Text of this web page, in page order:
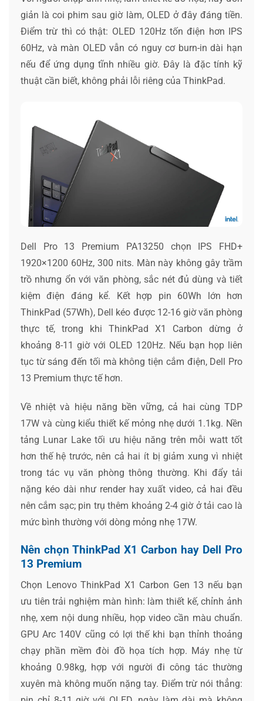
giản là coi phim sau giờ làm, OLED ở đây đáng tiền.
Điểm trừ thì có thật: OLED 120Hz tốn điện hơn IPS
60Hz, và màn OLED vẫn có nguy cơ burn-in dài hạn
nếu để ứng dụng tĩnh nhiều giờ. Đây là đặc tính kỹ
thuật cần biết, không phải lỗi riêng của ThinkPad.
Dell Pro 13 Premium PA13250 chọn IPS FHD+
1920×1200 60Hz, 300 nits. Màn này không gây trầm
trồ nhưng ổn với văn phòng, sắc nét đủ dùng và tiết
kiệm điện đáng kể. Kết hợp pin 60Wh lớn hơn
ThinkPad (57Wh), Dell kéo được 12-16 giờ văn phòng
thực tế, trong khi ThinkPad X1 Carbon dừng ở
khoảng 8-11 giờ với OLED 120Hz. Nếu bạn họp liên
tục từ sáng đến tối mà không tiện cắm điện, Dell Pro
13 Premium thực tế hơn.
Về nhiệt và hiệu năng bền vững, cả hai cùng TDP
17W và cùng kiểu thiết kế mỏng nhẹ dưới 1.1kg. Nền
tảng Lunar Lake tối ưu hiệu năng trên mỗi watt tốt
hơn thế hệ trước, nên cả hai ít bị giảm xung vì nhiệt
trong tác vụ văn phòng thông thường. Khi đẩy tải
nặng kéo dài như render hay xuất video, cả hai đều
nên cắm sạc; pin trụ thêm khoảng 2-4 giờ ở tải cao là
mức bình thường với dòng mỏng nhẹ 17W.
Nên chọn ThinkPad X1 Carbon hay Dell Pro
13 Premium
Chọn Lenovo ThinkPad X1 Carbon Gen 13 nếu bạn
ưu tiên trải nghiệm màn hình: làm thiết kế, chỉnh ảnh
nhẹ, xem nội dung nhiều, họp video cần màu chuẩn.
GPU Arc 140V cũng có lợi thế khi bạn thỉnh thoảng
chạy phần mềm đòi đồ họa tích hợp. Máy nhẹ từ
khoảng 0.98kg, hợp với người đi công tác thường
xuyên mà không muốn nặng tay. Điểm trừ nói thẳng: